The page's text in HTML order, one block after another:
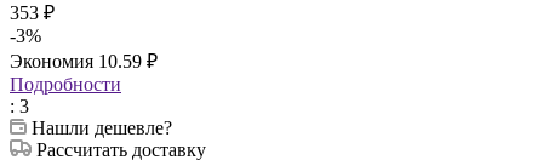
353 ₽
-3%
Экономия 10.59 ₽
Подробности
: 3
Нашли дешевле?
Рассчитать доставку